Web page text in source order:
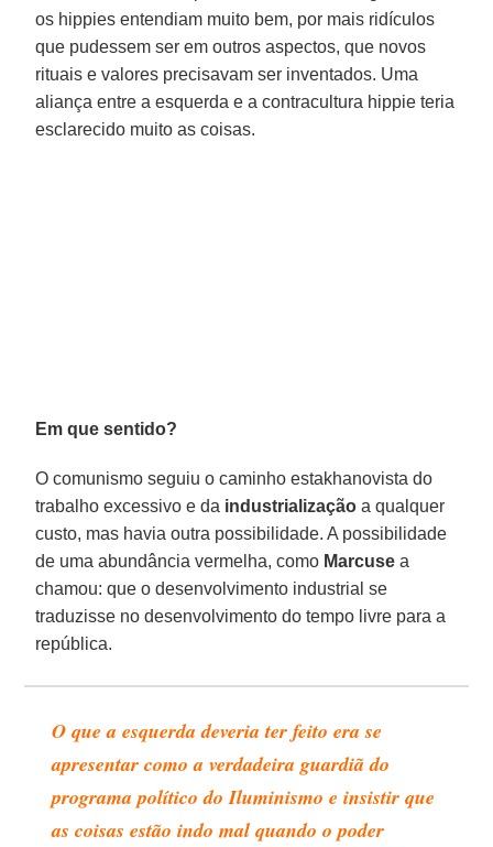
os hippies entendiam muito bem, por mais ridículos
que pudessem ser em outros aspectos, que novos
rituais e valores precisavam ser inventados. Uma
aliança entre a esquerda e a contracultura hippie teria
esclarecido muito as coisas.
Em que sentido?
O comunismo seguiu o caminho estakhanovista do
trabalho excessivo e da industrialização a qualquer
custo, mas havia outra possibilidade. A possibilidade
de uma abundância vermelha, como Marcuse a
chamou: que o desenvolvimento industrial se
traduzisse no desenvolvimento do tempo livre para a
república.
O que a esquerda deveria ter feito era se
apresentar como a verdadeira guardiã do
programa político do Iluminismo e insistir que
as coisas estão indo mal quando o poder